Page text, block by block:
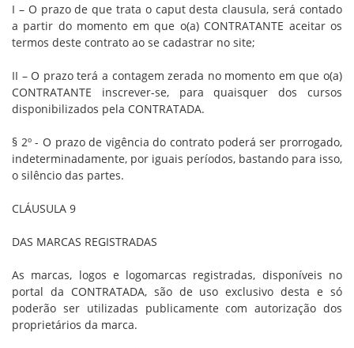
I – O prazo de que trata o caput desta clausula, será contado
a partir do momento em que o(a) CONTRATANTE aceitar os
termos deste contrato ao se cadastrar no site;
II – O prazo terá a contagem zerada no momento em que o(a)
CONTRATANTE inscrever-se, para quaisquer dos cursos
disponibilizados pela CONTRATADA.
§ 2º - O prazo de vigência do contrato poderá ser prorrogado,
indeterminadamente, por iguais períodos, bastando para isso,
o silêncio das partes.
CLÁUSULA 9
DAS MARCAS REGISTRADAS
As marcas, logos e logomarcas registradas, disponíveis no
portal da CONTRATADA, são de uso exclusivo desta e só
poderão ser utilizadas publicamente com autorização dos
proprietários da marca.